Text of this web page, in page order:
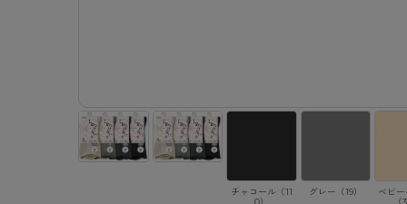
スニーカー丈・くるぶし丈ソックス
ハイソックス
トランクス
クルー・レギュラー丈ソックス
スニーカー丈・くるぶし丈ソックス
ハイソックス
ワイヤーブ
レギュラ
チャコール（11
0）
グレー（19）
ベビー
（